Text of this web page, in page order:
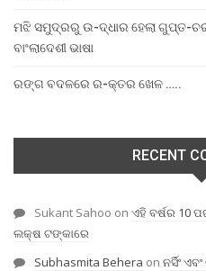
ମଝି ସମୁଦ୍ରରୁ ଉ-ଦ୍ଧାର ହେଲା ଗୁପ୍ତ-ଚର
ବାଂଲାଦେଶୀ ଭାଷା
ରଙ୍ଗ ବଦଳରେ ର-କ୍ତର ଖେଳ …..
RECENT
Sukant Sahoo on ଏହି ବର୍ଷର 10
ଲକ୍ଷ ଟଙ୍କାରେ
Subhasmita Behera on ନର୍ସିଂ